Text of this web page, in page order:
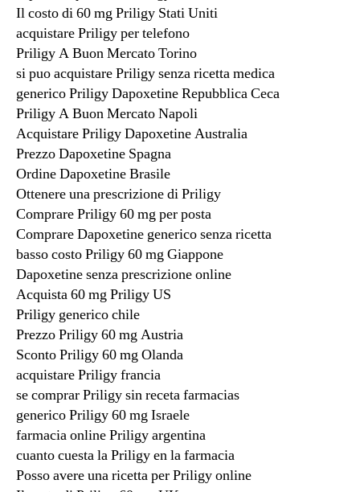
Il costo di 60 mg Priligy Stati Uniti
acquistare Priligy per telefono
Priligy A Buon Mercato Torino
si puo acquistare Priligy senza ricetta medica
generico Priligy Dapoxetine Repubblica Ceca
Priligy A Buon Mercato Napoli
Acquistare Priligy Dapoxetine Australia
Prezzo Dapoxetine Spagna
Ordine Dapoxetine Brasile
Ottenere una prescrizione di Priligy
Comprare Priligy 60 mg per posta
Comprare Dapoxetine generico senza ricetta
basso costo Priligy 60 mg Giappone
Dapoxetine senza prescrizione online
Acquista 60 mg Priligy US
Priligy generico chile
Prezzo Priligy 60 mg Austria
Sconto Priligy 60 mg Olanda
acquistare Priligy francia
se comprar Priligy sin receta farmacias
generico Priligy 60 mg Israele
farmacia online Priligy argentina
cuanto cuesta la Priligy en la farmacia
Posso avere una ricetta per Priligy online